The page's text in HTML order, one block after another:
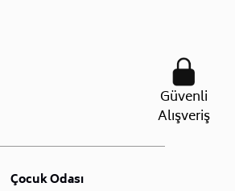
Güvenli
Alışveriş
Çocuk Odası